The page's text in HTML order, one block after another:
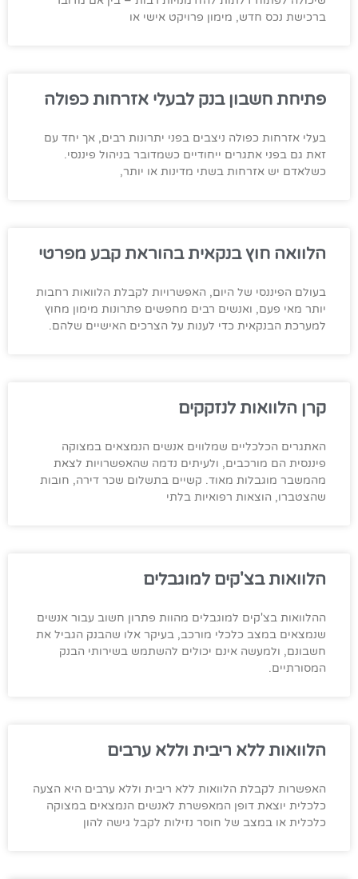
ברכישת נכס חדש, מימון פרויקט אישי או
פתיחת חשבון בנק לבעלי אזרחות כפולה
בעלי אזרחות כפולה ניצבים בפני יתרונות רבים, אך יחד עם
זאת גם בפני אתגרים ייחודיים כשמדובר בניהול פיננסי.
כשלאדם יש אזרחות בשתי מדינות או יותר,
הלוואה חוץ בנקאית בהוראת קבע מפרטי
בעולם הפיננסי של היום, האפשרויות לקבלת הלוואות רחבות
יותר מאי פעם, ואנשים רבים מחפשים פתרונות מימון מחוץ
למערכת הבנקאית כדי לענות על הצרכים האישיים שלהם.
קרן הלוואות לנזקקים
האתגרים הכלכליים שמלווים אנשים הנמצאים במצוקה
פיננסית הם מורכבים, ולעיתים נדמה שהאפשרויות לצאת
מהמשבר מוגבלות מאוד. קשיים בתשלום שכר דירה, חובות
שהצטברו, הוצאות רפואיות בלתי
הלוואות בצ'קים למוגבלים
ההלוואות בצ'קים למוגבלים מהוות פתרון חשוב עבור אנשים
שנמצאים במצב כלכלי מורכב, בעיקר אלו שהבנק הגביל את
חשבונם, ולמעשה אינם יכולים להשתמש בשירותי הבנק
המסורתיים.
הלוואות ללא ריבית וללא ערבים
האפשרות לקבלת הלוואות ללא ריבית וללא ערבים היא הצעה
כלכלית יוצאת דופן המאפשרת לאנשים הנמצאים במצוקה
כלכלית או במצב של חוסר נזילות לקבל גישה להון